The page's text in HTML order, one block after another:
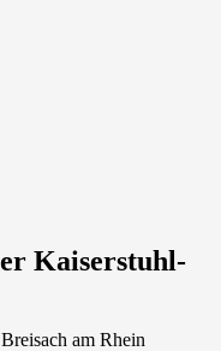
Kaiserstuhl-
Breisach am Rhein